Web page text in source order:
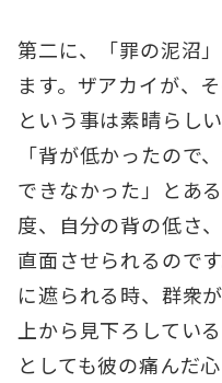
第二に、「罪の泥沼
ます。ザアカイが、
という事は素晴らし
「背が低かったので
できなかった」とあ
度、自分の背の低さ
直面させられるので
に遮られる時、群衆
上から見下ろしてい
としても彼の痛んだ